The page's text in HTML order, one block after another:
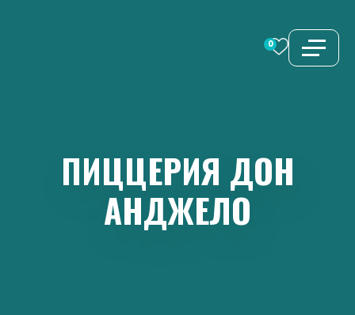
0
ПИЦЦЕРИЯ ДОН
АНДЖЕЛО